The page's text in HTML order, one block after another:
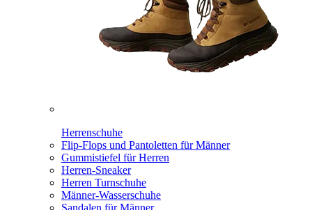
Herrenschuhe
Flip-Flops und Pantoletten für Männer
Gummistiefel für Herren
Herren-Sneaker
Herren Turnschuhe
Männer-Wasserschuhe
Sandalen für Männer